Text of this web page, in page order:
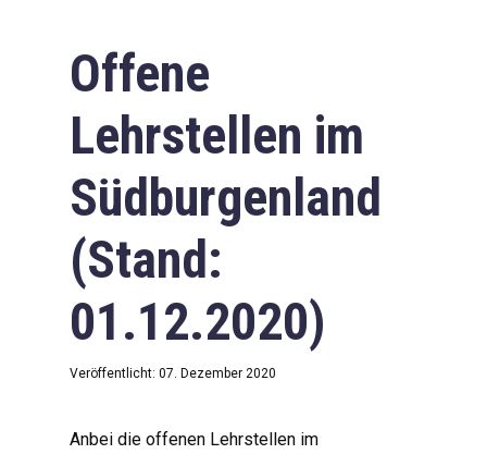
Offene
Lehrstellen im
Südburgenland
(Stand:
01.12.2020)
Veröffentlicht: 07. Dezember 2020
Anbei die offenen Lehrstellen im